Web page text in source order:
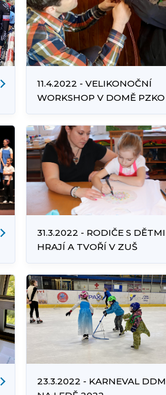
11.4.2022 - VELIKONOČNÍ
WORKSHOP V DOMĚ PZKO
31.3.2022 - RODIČE S DĚTMI
HRAJÍ A TVOŘÍ V ZUŠ
23.3.2022 - KARNEVAL DDM